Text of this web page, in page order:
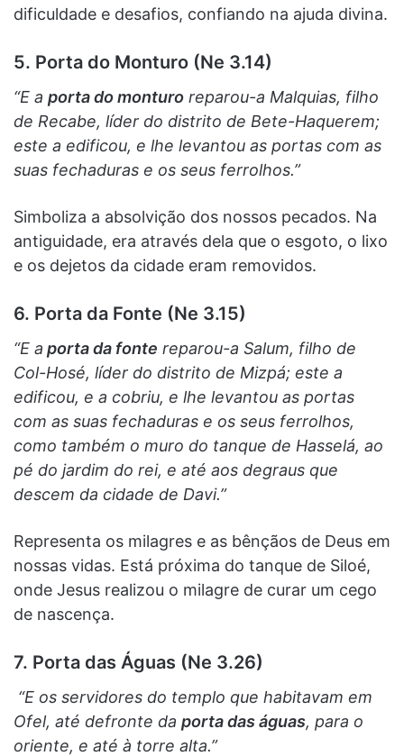
dificuldade e desafios, confiando na ajuda divina.
5. Porta do Monturo (Ne 3.14)
“E a porta do monturo reparou-a Malquias, filho
de Recabe, líder do distrito de Bete-Haquerem;
este a edificou, e lhe levantou as portas com as
suas fechaduras e os seus ferrolhos.”
Simboliza a absolvição dos nossos pecados. Na
antiguidade, era através dela que o esgoto, o lixo
e os dejetos da cidade eram removidos.
6. Porta da Fonte (Ne 3.15)
“E a porta da fonte reparou-a Salum, filho de
Col-Hosé, líder do distrito de Mizpá; este a
edificou, e a cobriu, e lhe levantou as portas
com as suas fechaduras e os seus ferrolhos,
como também o muro do tanque de Hasselá, ao
pé do jardim do rei, e até aos degraus que
descem da cidade de Davi.”
Representa os milagres e as bênçãos de Deus em
nossas vidas. Está próxima do tanque de Siloé,
onde Jesus realizou o milagre de curar um cego
de nascença.
7. Porta das Águas (Ne 3.26)
“E os servidores do templo que habitavam em
Ofel, até defronte da porta das águas, para o
oriente, e até à torre alta.”